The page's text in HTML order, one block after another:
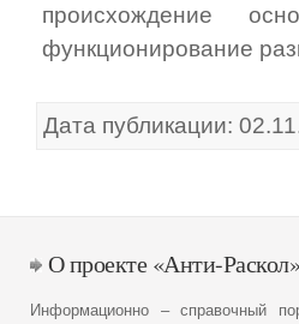
происхождение
функционирование
Дата публикации:
О проекте «Анти-Раскол»
Информационно – справочный